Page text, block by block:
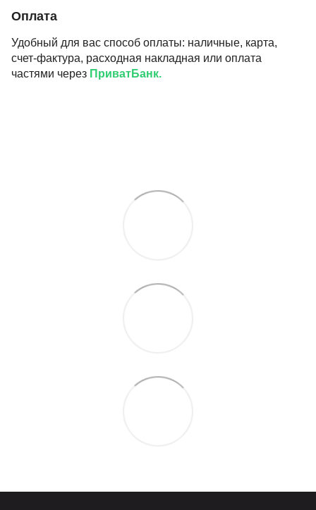
Оплата
Удобный для вас способ оплаты: наличные, карта,
счет-фактура, расходная накладная или оплата
частями через ПриватБанк.